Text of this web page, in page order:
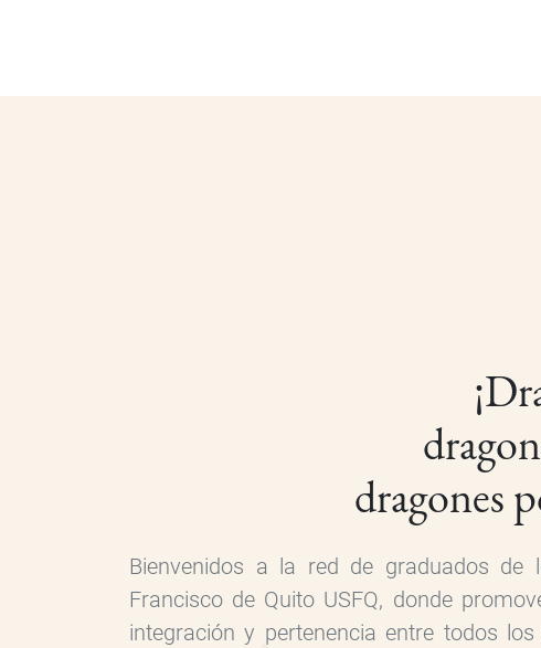
dragones
Bienvenidos a la red de graduados de
Francisco de Quito USFQ, donde
integración y pertenencia entre todos